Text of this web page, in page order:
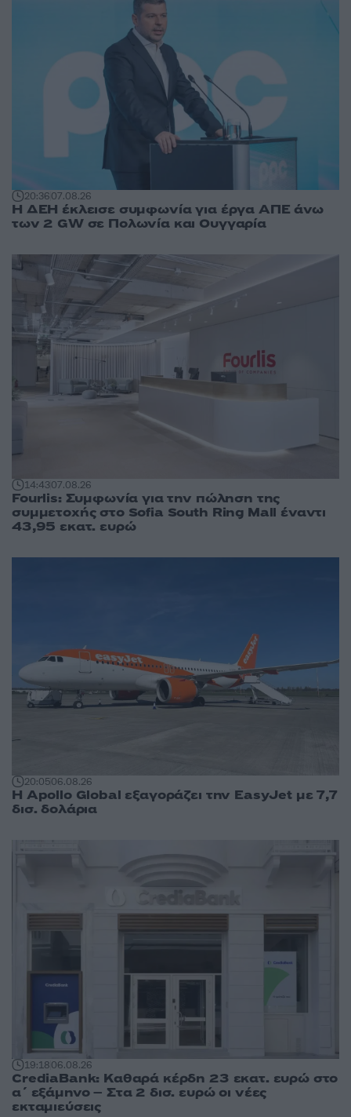
20:3607.08.26
Η ΔΕΗ έκλεισε συμφωνία για έργα ΑΠΕ άνω
των 2 GW σε Πολωνία και Ουγγαρία
14:4307.08.26
Fourlis: Συμφωνία για την πώληση της
συμμετοχής στο Sofia South Ring Mall έναντι
43,95 εκατ. ευρώ
20:0506.08.26
Η Apollo Global εξαγοράζει την EasyJet με 7,7
δισ. δολάρια
19:1806.08.26
CrediaBank: Καθαρά κέρδη 23 εκατ. ευρώ στο
α΄ εξάμηνο – Στα 2 δισ. ευρώ οι νέες
εκταμιεύσεις